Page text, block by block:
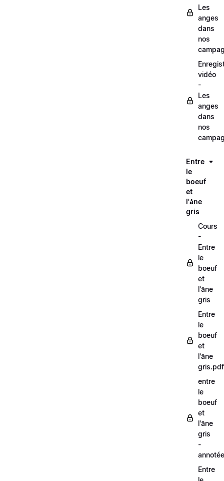
Les
anges
dans
nos
vidéo
-
Les
anges
dans
nos
Entre
le
boeuf
et
l'âne
gris
Cours
-
Entre
le
boeuf
et
l'âne
gris
Entre
le
boeuf
et
l'âne
gris.pdf
entre
le
boeuf
et
l'âne
gris
-
Entre